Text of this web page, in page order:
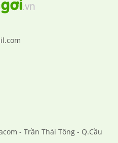
- Trần Thái Tông - Q.Cầu